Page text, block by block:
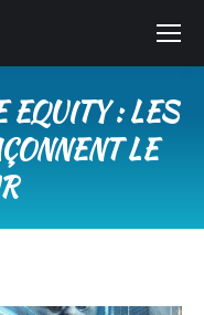
EQUITY : LES
LE